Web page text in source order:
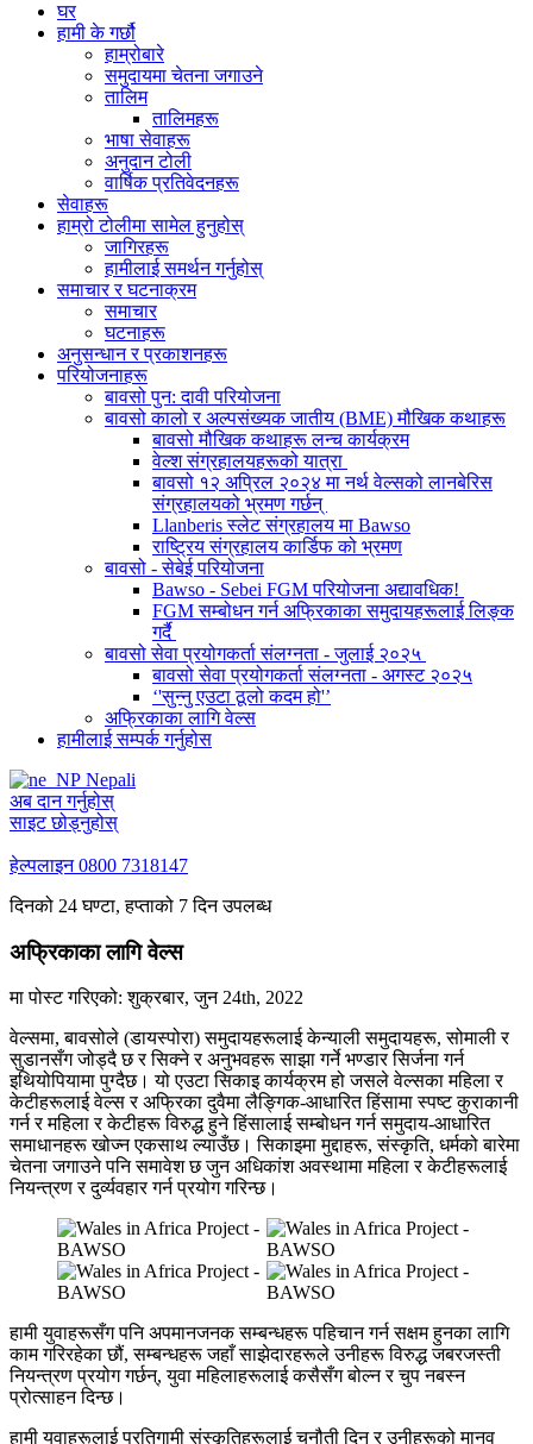
घर
हामी के गर्छौ
हाम्रोबारे
समुदायमा चेतना जगाउने
तालिम
तालिमहरू
भाषा सेवाहरू
अनुदान टोली
वार्षिक प्रतिवेदनहरू
सेवाहरू
हाम्रो टोलीमा सामेल हुनुहोस्
जागिरहरू
हामीलाई समर्थन गर्नुहोस्
समाचार र घटनाक्रम
समाचार
घटनाहरू
अनुसन्धान र प्रकाशनहरू
परियोजनाहरू
बावसो पुन: दावी परियोजना
बावसो कालो र अल्पसंख्यक जातीय (BME) मौखिक कथाहरू
बावसो मौखिक कथाहरू लन्च कार्यक्रम
वेल्श संग्रहालयहरूको यात्रा
बावसो १२ अप्रिल २०२४ मा नर्थ वेल्सको लानबेरिस
संग्रहालयको भ्रमण गर्छन्
Llanberis स्लेट संग्रहालय मा Bawso
राष्ट्रिय संग्रहालय कार्डिफ को भ्रमण
बावसो - सेबेई परियोजना
Bawso - Sebei FGM परियोजना अद्यावधिक!
FGM सम्बोधन गर्न अफ्रिकाका समुदायहरूलाई लिङ्क
गर्दै
बावसो सेवा प्रयोगकर्ता संलग्नता - जुलाई २०२५
बावसो सेवा प्रयोगकर्ता संलग्नता - अगस्ट २०२५
‘'सुन्नु एउटा ठूलो कदम हो'’
अफ्रिकाका लागि वेल्स
हामीलाई सम्पर्क गर्नुहोस
Nepali
अब दान गर्नुहोस्
साइट छोड्नुहोस्
हेल्पलाइन0800 7318147
दिनको 24 घण्टा, हप्ताको 7 दिन उपलब्ध
अफ्रिकाका लागि वेल्स
मा पोस्ट गरिएको: शुक्रबार, जुन 24th, 2022
वेल्समा, बावसोले (डायस्पोरा) समुदायहरूलाई केन्याली समुदायहरू, सोमाली र
सुडानसँग जोड्दै छ र सिक्ने र अनुभवहरू साझा गर्ने भण्डार सिर्जना गर्न
इथियोपियामा पुग्दैछ। यो एउटा सिकाइ कार्यक्रम हो जसले वेल्सका महिला र
केटीहरूलाई वेल्स र अफ्रिका दुवैमा लैङ्गिक-आधारित हिंसामा स्पष्ट कुराकानी
गर्न र महिला र केटीहरू विरुद्ध हुने हिंसालाई सम्बोधन गर्न समुदाय-आधारित
समाधानहरू खोज्न एकसाथ ल्याउँछ। सिकाइमा मुद्दाहरू, संस्कृति, धर्मको बारेमा
चेतना जगाउने पनि समावेश छ जुन अधिकांश अवस्थामा महिला र केटीहरूलाई
नियन्त्रण र दुर्व्यवहार गर्न प्रयोग गरिन्छ।
हामी युवाहरूसँग पनि अपमानजनक सम्बन्धहरू पहिचान गर्न सक्षम हुनका लागि
काम गरिरहेका छौं, सम्बन्धहरू जहाँ साझेदारहरूले उनीहरू विरुद्ध जबरजस्ती
नियन्त्रण प्रयोग गर्छन्, युवा महिलाहरूलाई कसैसँग बोल्न र चुप नबस्न
प्रोत्साहन दिन्छ।
हामी युवाहरूलाई प्रतिगामी संस्कृतिहरूलाई चुनौती दिन र उनीहरूको मानव